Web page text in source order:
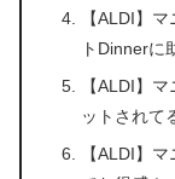
【ALDI】
トDinnerに
【ALDI】
ットされて
【ALDI】